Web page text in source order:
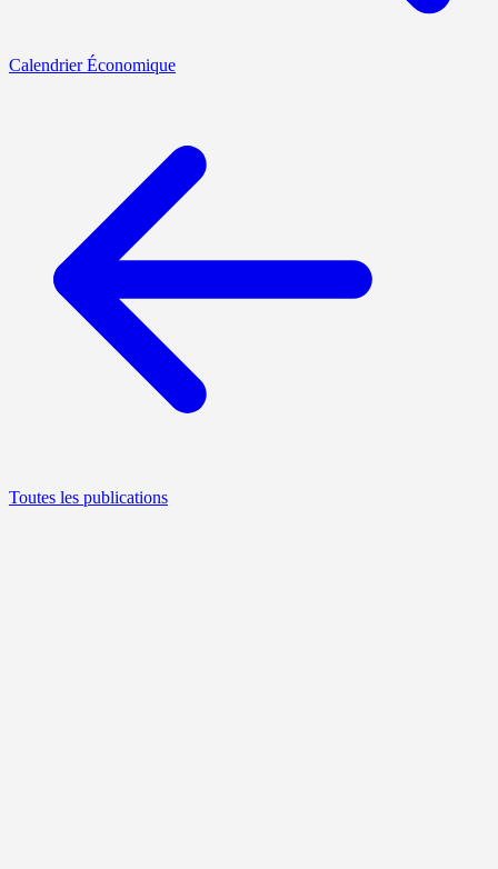
Calendrier Économique
Toutes les publications